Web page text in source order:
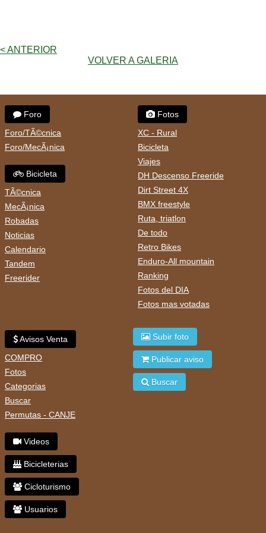
< ANTERIOR
VOLVER A GALERIA
Foro
Foro/TÃ©cnica
Foro/MecÃ¡nica
Bicicleta
TÃ©cnica
MecÃ¡nica
Robadas
Noticias
Calendario
Tandem
Freerider
Fotos
XC - Rural
Bicicleta
Viajes
DH Descenso Freeride
Dirt Street 4X
BMX freestyle
Ruta, triatlon
De todo
Retro Bikes
Enduro-All mountain
Ranking
Fotos del DIA
Fotos mas votadas
Avisos Venta
COMPRO
Fotos
Categorias
Buscar
Permutas - CANJE
Videos
Bicicleterias
Cicloturismo
Usuarios
Subir foto
Publicar aviso
Buscar